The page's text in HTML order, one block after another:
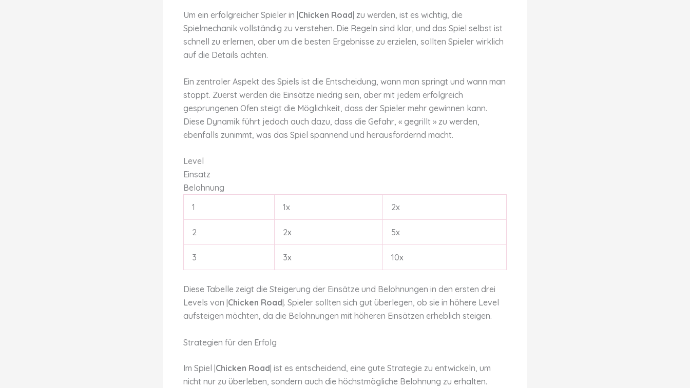
Um ein erfolgreicher Spieler in | Chicken Road | zu werden, ist es wichtig, die
Spielmechanik vollständig zu verstehen. Die Regeln sind klar, und das Spiel selbst ist
schnell zu erlernen, aber um die besten Ergebnisse zu erzielen, sollten Spieler wirklich
auf die Details achten.
Ein zentraler Aspekt des Spiels ist die Entscheidung, wann man springt und wann man
stoppt. Zuerst werden die Einsätze niedrig sein, aber mit jedem erfolgreich
gesprungenen Ofen steigt die Möglichkeit, dass der Spieler mehr gewinnen kann.
Diese Dynamik führt jedoch auch dazu, dass die Gefahr, « gegrillt » zu werden,
ebenfalls zunimmt, was das Spiel spannend und herausfordernd macht.
Level
Einsatz
Belohnung
1
1x 2x
2 2x 5x
3 3x 10x
Diese Tabelle zeigt die Steigerung der Einsätze und Belohnungen in den ersten drei
Levels von | Chicken Road |. Spieler sollten sich gut überlegen, ob sie in höhere Level
aufsteigen möchten, da die Belohnungen mit höheren Einsätzen erheblich steigen.
Strategien für den Erfolg
Im Spiel |Chicken Road| ist es entscheidend, eine gute Strategie zu entwickeln, um
nicht nur zu überleben, sondern auch die höchstmögliche Belohnung zu erhalten.